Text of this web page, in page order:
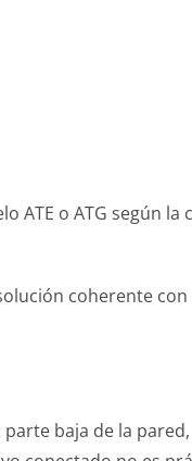
o ATG según la
coherente
baja de la